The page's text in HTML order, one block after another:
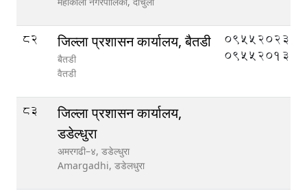
82 जिल्ला प्रशासन कार्यालय, बैतडी
बैतडी
वैतडी
095520233,
095520133
83
जिल्ला प्रशासन कार्यालय,
डडेल्धुरा
अमरगढी–४, डडेल्धुरा
Amargadhi, डडेलधुरा